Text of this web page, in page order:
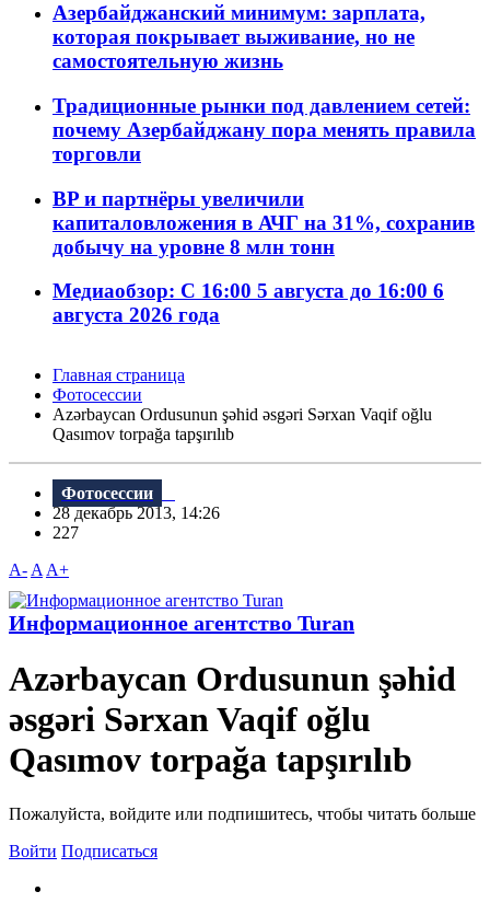
Азербайджанский минимум: зарплата,
которая покрывает выживание, но не
самостоятельную жизнь
Традиционные рынки под давлением сетей:
почему Азербайджану пора менять правила
торговли
BP и партнёры увеличили
капиталовложения в АЧГ на 31%, сохранив
добычу на уровне 8 млн тонн
Медиаобзор: С 16:00 5 августа до 16:00 6
августа 2026 года
Главная страница
Фотосессии
Azərbaycan Ordusunun şəhid əsgəri Sərxan Vaqif oğlu
Qasımov torpağa tapşırılıb
Фотосессии
28 декабрь 2013, 14:26
227
A- A A+
Информационное агентство Turan
Azərbaycan Ordusunun şəhid
əsgəri Sərxan Vaqif oğlu
Qasımov torpağa tapşırılıb
Пожалуйста, войдите или подпишитесь, чтобы читать больше
Войти Подписаться